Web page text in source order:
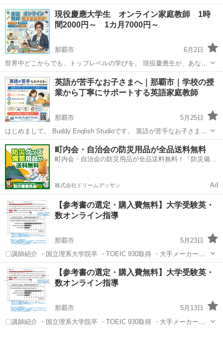
人及び中学生2人と受験勉強中（早めの対応で希望高を目指せます。)
英語、数学、理科中心 大手個別指導（ト⭕️イ)などの経験あり、金額
1/3以下です。 長田...
沖縄 那覇市 家庭教師 理科
現役慶應大学生 オンライン家庭教師 1時
間2000円～ 1カ月7000円～
那覇市
6月2日
世界中どこからでも、トップレベルの学びを。 現役慶應生が、あなた
の専属コーチになる。 1時間2000円～ [サブキャッチコピー] 小学生か
ら高校生まで対応！ 日本全国はもちろん、海外駐在・帰国子女のご
家...
沖縄 那覇市 家庭教師 オンライン
英語が苦手なお子さまへ｜那覇市｜学校の授
業から丁寧にサポートする英語家庭教師
那覇市
5月25日
はじめまして。 Buddy English Studioです。 英語が苦手なお子さま、
学校の授業についていくのが大変になってきた生徒さん向けに、マン
ツーマンで英語をサポートしています。 英語は、最初の基礎が...
沖縄 那覇市 受験 定期テスト
町内会・自治会の防災用品が全品送料無料
町内会・自治会の防災用品が全品送料無料！「防災備蓄
株式会社ドリームデッサン Ad
【参考書の選定・購入費無料】大学受験英・
数オンライン指導
那覇市
5月23日
〇講師紹介 ・国立理系大学院卒 ・TOEIC 930取得 ・大手メーカー勤
務現役エンジニア ・家庭教師経験10年 ・現役プロ家庭教師 〇他のサ
ービスと何が違うか ・文章から最大限情報を読み取る方法を伝授 ...
沖縄 那覇市 家庭教師 オンライン
【参考書の選定・購入費無料】大学受験英・
数オンライン指導
那覇市
5月13日
〇講師紹介 ・国立理系大学院卒 ・TOEIC 930取得 ・大手メーカー勤